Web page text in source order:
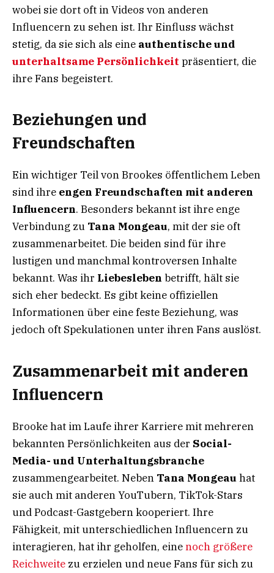
wobei sie dort oft in Videos von anderen
Influencern zu sehen ist. Ihr Einfluss wächst
stetig, da sie sich als eine authentische und
unterhaltsame Persönlichkeit präsentiert, die
ihre Fans begeistert.
Beziehungen und
Freundschaften
Ein wichtiger Teil von Brookes öffentlichem Leben
sind ihre engen Freundschaften mit anderen
Influencern. Besonders bekannt ist ihre enge
Verbindung zu Tana Mongeau, mit der sie oft
zusammenarbeitet. Die beiden sind für ihre
lustigen und manchmal kontroversen Inhalte
bekannt. Was ihr Liebesleben betrifft, hält sie
sich eher bedeckt. Es gibt keine offiziellen
Informationen über eine feste Beziehung, was
jedoch oft Spekulationen unter ihren Fans auslöst.
Zusammenarbeit mit anderen
Influencern
Brooke hat im Laufe ihrer Karriere mit mehreren
bekannten Persönlichkeiten aus der Social-
Media- und Unterhaltungsbranche
zusammengearbeitet. Neben Tana Mongeauhat
sie auch mit anderen YouTubern, TikTok-Stars
und Podcast-Gastgebern kooperiert. Ihre
Fähigkeit, mit unterschiedlichen Influencern zu
interagieren, hat ihr geholfen, einenoch größere
Reichweite zu erzielen und neue Fans für sich zu